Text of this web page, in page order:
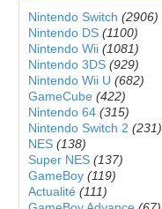
Nintendo Switch (2906)
Nintendo DS (1100)
Nintendo Wii (1081)
Nintendo 3DS (929)
Nintendo Wii U (682)
GameCube (422)
Nintendo 64 (315)
Nintendo Switch 2 (231)
NES (138)
Super NES (137)
GameBoy (119)
Actualité (111)